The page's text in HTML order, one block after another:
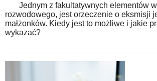
Jednym z fakultatywnych elementów
rozwodowego, jest orzeczenie o eksmisji
małżonków. Kiedy jest to możliwe i jakie
wykazać?